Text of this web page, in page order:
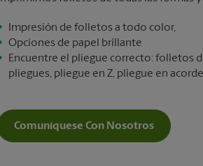
Impresión de folletos a todo color,
Opciones de papel brillante
Encuentre el pliegue correcto: folletos
pliegues, pliegue en Z, pliegue en
Comuníquese Con Nosotros